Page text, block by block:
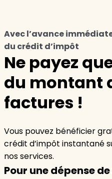
Avec l’avance
du crédit d’impôt
Ne payez
du montant
factures !
Vous pouvez bénéficier
crédit d’impôt instantané
nos services.
Pour une dépense